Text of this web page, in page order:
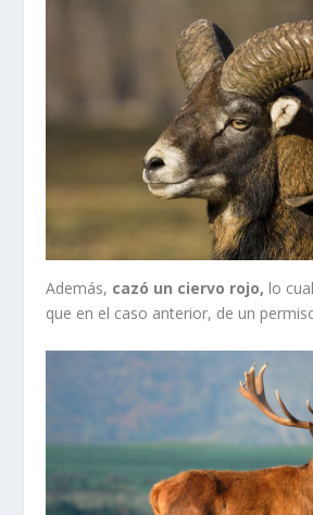
Además, cazó un ciervo rojo, lo
que en el caso anterior, de un